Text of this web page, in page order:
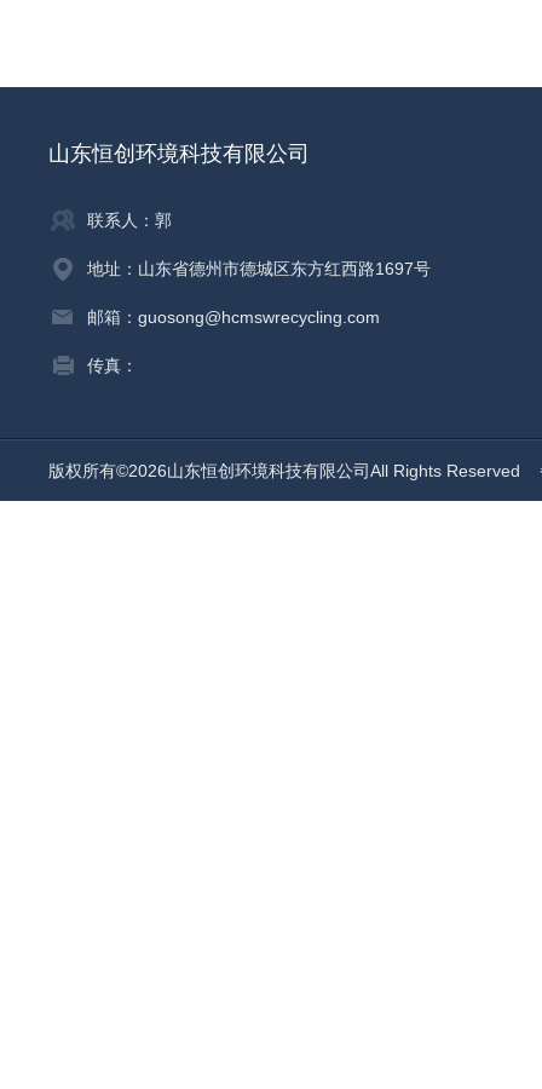
山东恒创环境科技有限公司
联系人：郭
地址：山东省德州市德城区东方红西路1697号
邮箱：guosong@hcmswrecycling.com
传真：
版权所有©2026山东恒创环境科技有限公司All Rights Reserved